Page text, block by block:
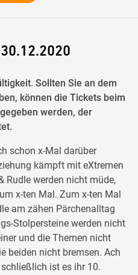
Sollten Sie an dem
können die Tickets beim
werden, der
schon x-Mal darüber
kämpft mit eXtremen
Rudle werden nicht müde,
x-ten Mal. Zum x-ten Mal
am zähen Pärchenalltag
Stolpersteine werden nicht
und die Themen nicht
beiden nicht bremsen. Ach
ist es ihr 10.